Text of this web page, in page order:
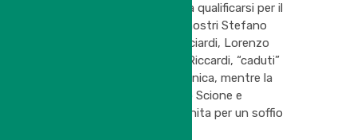
Non ce l’hanno fatta a qualificarsi per il
tabellone principale i nostri Stefano
Sabbatini, Nicolò Guicciardi, Lorenzo
Bortolazzi e Antonio Riccardi, “caduti”
nella giornata di domenica, mentre la
qualificazione per Nino Scione e
Gallerani Angelo è svanita per un soffio